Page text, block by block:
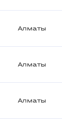
Алматы
Алматы
Алматы